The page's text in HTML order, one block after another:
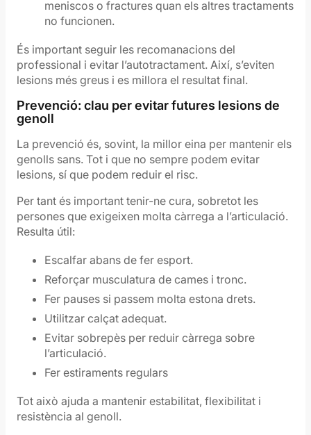
meniscos o fractures quan els altres tractaments
no funcionen.
És important seguir les recomanacions del
professional i evitar l’autotractament. Així, s’eviten
lesions més greus i es millora el resultat final.
Prevenció: clau per evitar futures lesions de
genoll
La prevenció és, sovint, la millor eina per mantenir els
genolls sans. Tot i que no sempre podem evitar
lesions, sí que podem reduir el risc.
Per tant és important tenir-ne cura, sobretot les
persones que exigeixen molta càrrega a l’articulació.
Resulta útil:
Escalfar abans de fer esport.
Reforçar musculatura de cames i tronc.
Fer pauses si passem molta estona drets.
Utilitzar calçat adequat.
Evitar sobrepès per reduir càrrega sobre
l’articulació.
Fer estiraments regulars
Tot això ajuda a mantenir estabilitat, flexibilitat i
resistència al genoll.